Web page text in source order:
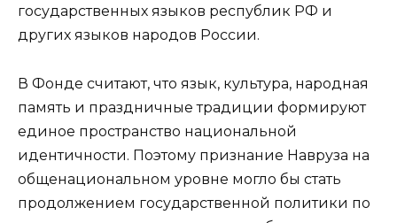
государственных языков республик РФ и
других языков народов России.
В Фонде считают, что язык, культура, народная
память и праздничные традиции формируют
единое пространство национальной
идентичности. Поэтому признание Навруза на
общенациональном уровне могло бы стать
продолжением государственной политики по